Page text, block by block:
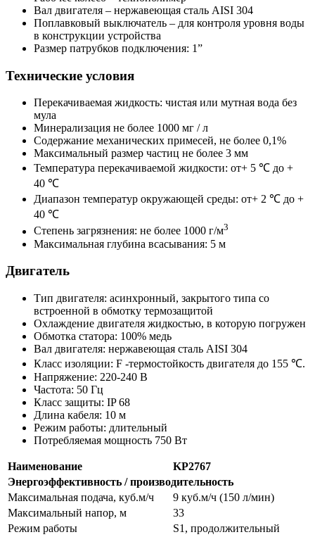
Вал двигателя – нержавеющая сталь AISI 304
Поплавковый выключатель – для контроля уровня воды
в конструкции устройства
Размер патрубков подключения: 1”
Технические условия
Перекачиваемая жидкость: чистая или мутная вода без
мула
Минерализация не более 1000 мг / л
Содержание механических примесей, не более 0,1%
Максимальный размер частиц не более 3 мм
Температура перекачиваемой жидкости: от+ 5 ℃ до +
40 ℃
Диапазон температур окружающей среды: от+ 2 ℃ до +
40 ℃
Степень загрязнения: не более 1000 г/м3
Максимальная глубина всасывания: 5 м
Двигатель
Тип двигателя: асинхронный, закрытого типа со
встроенной в обмотку термозащитой
Охлаждение двигателя жидкостью, в которую погружен
Обмотка статора: 100% медь
Вал двигателя: нержавеющая сталь AISI 304
Класс изоляции: F -термостойкость двигателя до 155 ℃.
Напряжение: 220-240 В
Частота: 50 Гц
Класс защиты: IP 68
Длина кабеля: 10 м
Режим работы: длительный
Потребляемая мощность 750 Вт
Наименование
KP2767
Энергоэффективность / производительность
Максимальная подача, куб.м/ч
9 куб.м/ч (150 л/мин)
Максимальный напор, м
33
Режим работы
S1, продолжительный